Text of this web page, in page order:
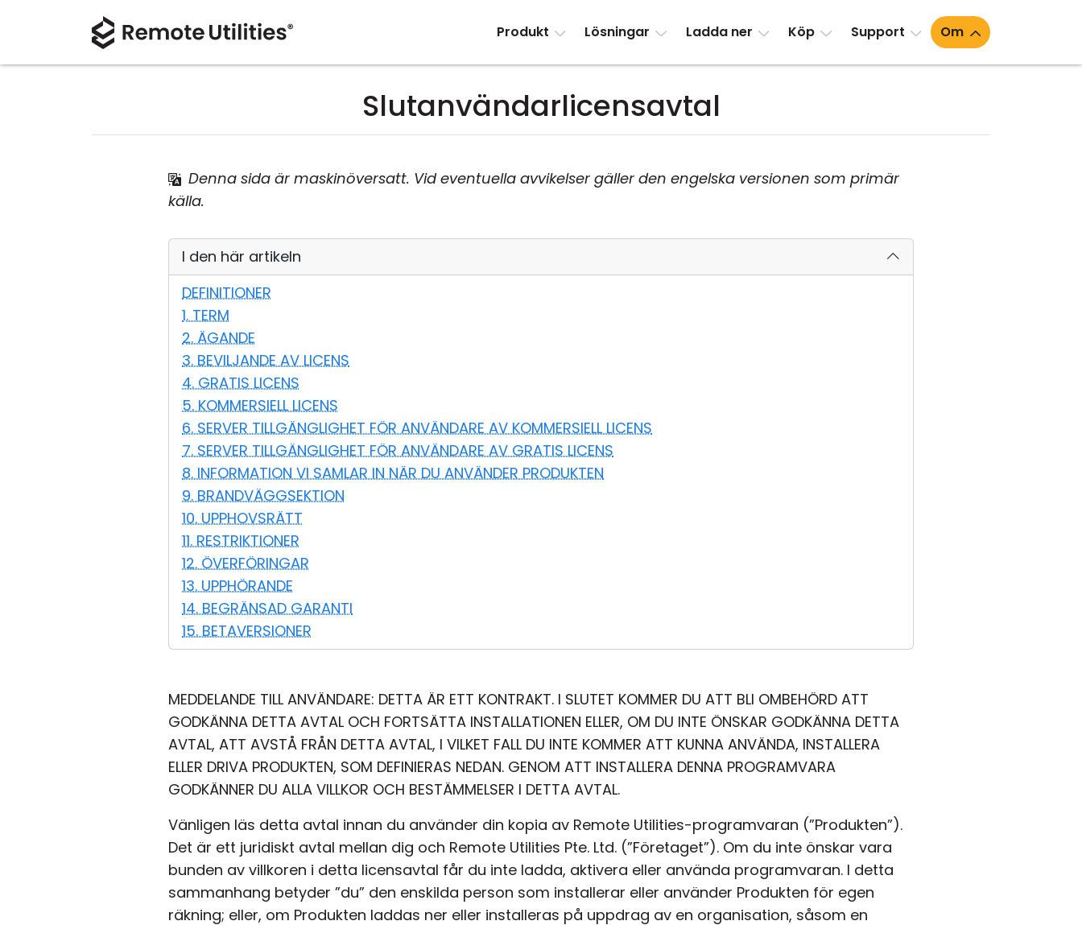
Produkt Lösningar Ladda ner Köp Support Om
Slutanvändarlicensavtal
Denna sida är maskinöversatt. Vid eventuella avvikelser gäller den engelska versionen som primär
källa.
I den här artikeln
DEFINITIONER
1. TERM
2. ÄGANDE
3. BEVILJANDE AV LICENS
4. GRATIS LICENS
5. KOMMERSIELL LICENS
6. SERVER TILLGÄNGLIGHET FÖR ANVÄNDARE AV KOMMERSIELL LICENS
7. SERVER TILLGÄNGLIGHET FÖR ANVÄNDARE AV GRATIS LICENS
8. INFORMATION VI SAMLAR IN NÄR DU ANVÄNDER PRODUKTEN
9. BRANDVÄGGSEKTION
10. UPPHOVSRÄTT
11. RESTRIKTIONER
12. ÖVERFÖRINGAR
13. UPPHÖRANDE
14. BEGRÄNSAD GARANTI
15. BETAVERSIONER
MEDDELANDE TILL ANVÄNDARE: DETTA ÄR ETT KONTRAKT. I SLUTET KOMMER DU ATT BLI OMBEHÖRD ATT
GODKÄNNA DETTA AVTAL OCH FORTSÄTTA INSTALLATIONEN ELLER, OM DU INTE ÖNSKAR GODKÄNNA DETTA
AVTAL, ATT AVSTÅ FRÅN DETTA AVTAL, I VILKET FALL DU INTE KOMMER ATT KUNNA ANVÄNDA, INSTALLERA
ELLER DRIVA PRODUKTEN, SOM DEFINIERAS NEDAN. GENOM ATT INSTALLERA DENNA PROGRAMVARA
GODKÄNNER DU ALLA VILLKOR OCH BESTÄMMELSER I DETTA AVTAL.
Vänligen läs detta avtal innan du använder din kopia av Remote Utilities-programvaran (”Produkten”).
Det är ett juridiskt avtal mellan dig och Remote Utilities Pte. Ltd. (”Företaget”). Om du inte önskar vara
bunden av villkoren i detta licensavtal får du inte ladda, aktivera eller använda programvaran. I detta
sammanhang betyder ”du” den enskilda person som installerar eller använder Produkten för egen
räkning; eller, om Produkten laddas ner eller installeras på uppdrag av en organisation, såsom en